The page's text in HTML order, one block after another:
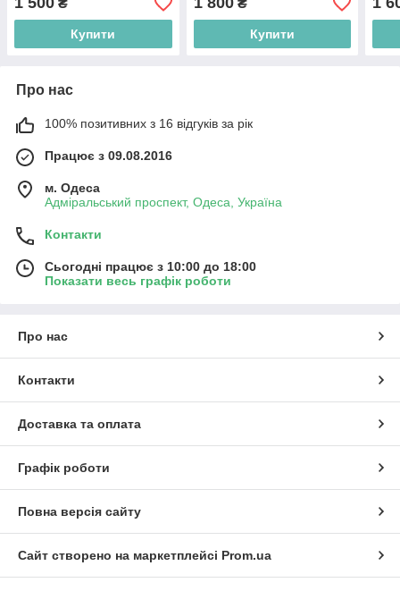
₴
Купити
₴
Купити
Про нас
100% позитивних з 16 відгуків за рік
Працює з 09.08.2016
м. Одеса
Адміральський проспект, Одеса, Україна
Контакти
Сьогодні працює з 10:00 до 18:00
Показати весь графік роботи
Про нас
Контакти
Доставка та оплата
Графік роботи
Повна версія сайту
Сайт створено на маркетплейсі Prom.ua